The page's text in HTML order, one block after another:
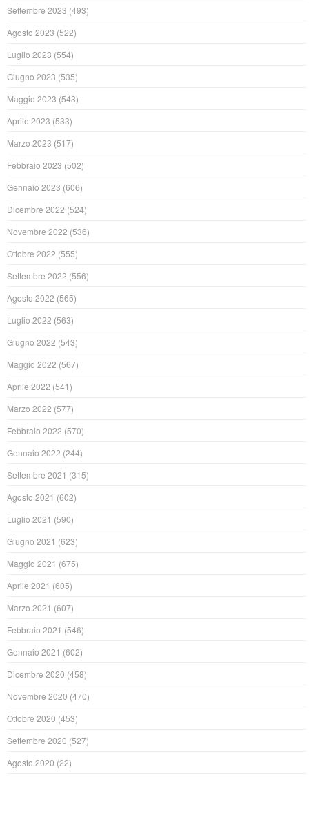
Settembre 2023 (493)
Agosto 2023 (522)
Luglio 2023 (554)
Giugno 2023 (535)
Maggio 2023 (543)
Aprile 2023 (533)
Marzo 2023 (517)
Febbraio 2023 (502)
Gennaio 2023 (606)
Dicembre 2022 (524)
Novembre 2022 (536)
Ottobre 2022 (555)
Settembre 2022 (556)
Agosto 2022 (565)
Luglio 2022 (563)
Giugno 2022 (543)
Maggio 2022 (567)
Aprile 2022 (541)
Marzo 2022 (577)
Febbraio 2022 (570)
Gennaio 2022 (244)
Settembre 2021 (315)
Agosto 2021 (602)
Luglio 2021 (590)
Giugno 2021 (623)
Maggio 2021 (675)
Aprile 2021 (605)
Marzo 2021 (607)
Febbraio 2021 (546)
Gennaio 2021 (602)
Dicembre 2020 (458)
Novembre 2020 (470)
Ottobre 2020 (453)
Settembre 2020 (527)
Agosto 2020 (22)